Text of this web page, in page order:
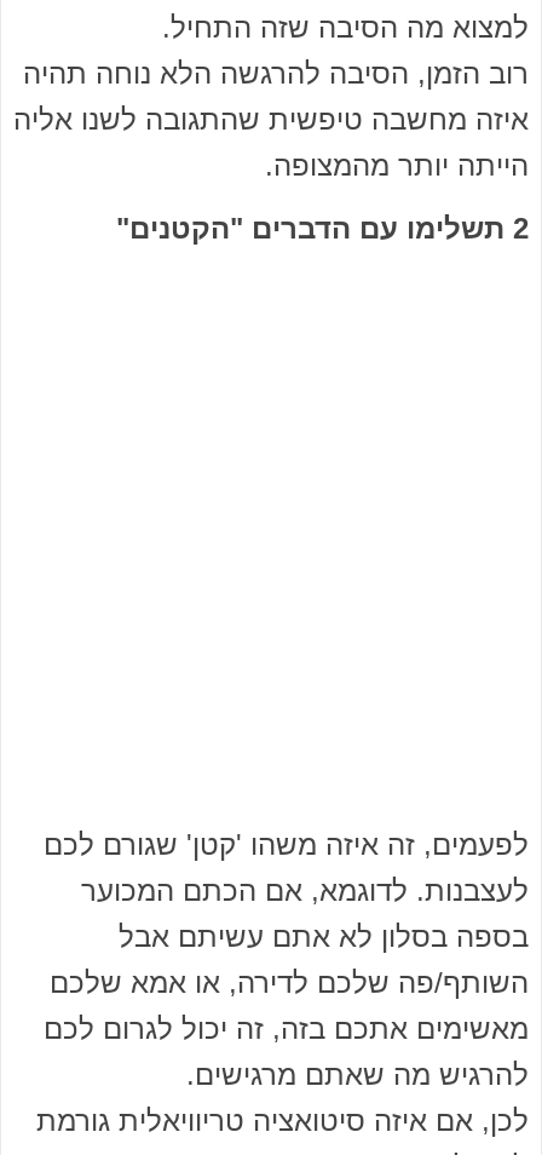
למצוא מה הסיבה שזה התחיל.
רוב הזמן, הסיבה להרגשה הלא נוחה תהיה
איזה מחשבה טיפשית שהתגובה לשנו אליה
הייתה יותר מהמצופה.
2 תשלימו עם הדברים "הקטנים"
לפעמים, זה איזה משהו 'קטן' שגורם לכם
לעצבנות. לדוגמא, אם הכתם המכוער
בספה בסלון לא אתם עשיתם אבל
השותף/פה שלכם לדירה, או אמא שלכם
מאשימים אתכם בזה, זה יכול לגרום לכם
להרגיש מה שאתם מרגישים.
לכן, אם איזה סיטואציה טריוויאלית גורמת